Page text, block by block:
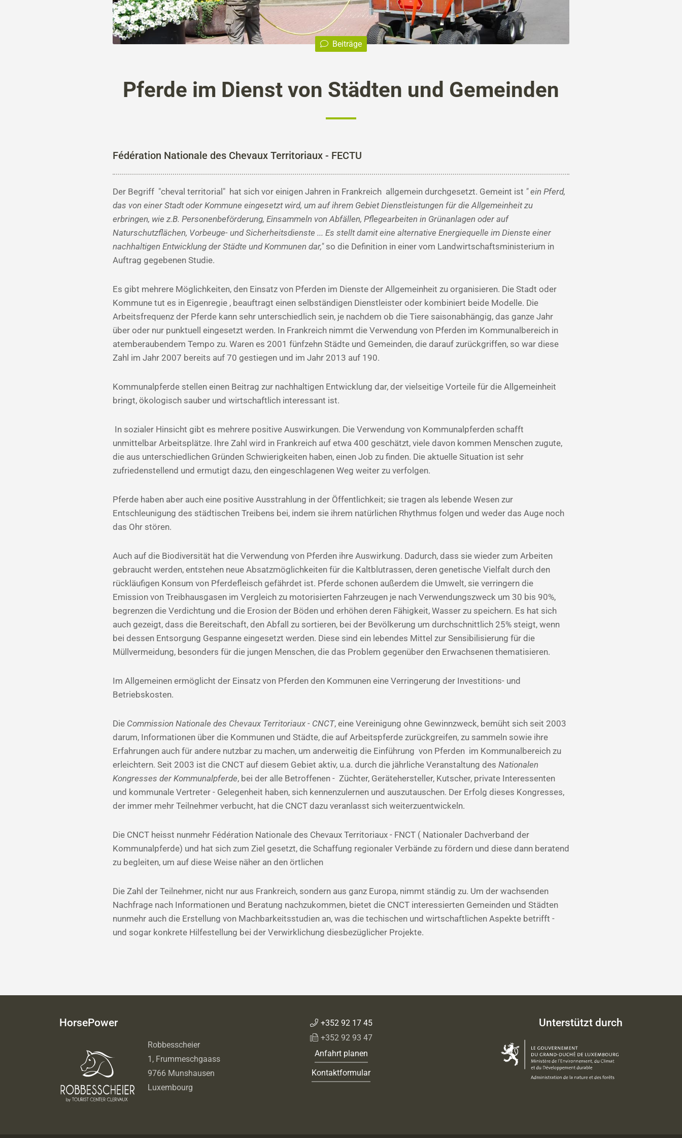
Beiträge
Pferde im Dienst von Städten und Gemeinden
Fédération Nationale des Chevaux Territoriaux - FECTU
Der Begriff "cheval territorial" hat sich vor einigen Jahren in Frankreich allgemein durchgesetzt. Gemeint ist " ein Pferd,
das von einer Stadt oder Kommune eingesetzt wird, um auf ihrem Gebiet Dienstleistungen für die Allgemeinheit zu
erbringen, wie z.B. Personenbeförderung, Einsammeln von Abfällen, Pflegearbeiten in Grünanlagen oder auf
Naturschutzflächen, Vorbeuge- und Sicherheitsdienste ... Es stellt damit eine alternative Energiequelle im Dienste einer
nachhaltigen Entwicklung der Städte und Kommunen dar," so die Definition in einer vom Landwirtschaftsministerium in
Auftrag gegebenen Studie.
Es gibt mehrere Möglichkeiten, den Einsatz von Pferden im Dienste der Allgemeinheit zu organisieren. Die Stadt oder
Kommune tut es in Eigenregie , beauftragt einen selbständigen Dienstleister oder kombiniert beide Modelle. Die
Arbeitsfrequenz der Pferde kann sehr unterschiedlich sein, je nachdem ob die Tiere saisonabhängig, das ganze Jahr
über oder nur punktuell eingesetzt werden. In Frankreich nimmt die Verwendung von Pferden im Kommunalbereich in
atemberaubendem Tempo zu. Waren es 2001 fünfzehn Städte und Gemeinden, die darauf zurückgriffen, so war diese
Zahl im Jahr 2007 bereits auf 70 gestiegen und im Jahr 2013 auf 190.
Kommunalpferde stellen einen Beitrag zur nachhaltigen Entwicklung dar, der vielseitige Vorteile für die Allgemeinheit
bringt, ökologisch sauber und wirtschaftlich interessant ist.
In sozialer Hinsicht gibt es mehrere positive Auswirkungen. Die Verwendung von Kommunalpferden schafft
unmittelbar Arbeitsplätze. Ihre Zahl wird in Frankreich auf etwa 400 geschätzt, viele davon kommen Menschen zugute,
die aus unterschiedlichen Gründen Schwierigkeiten haben, einen Job zu finden. Die aktuelle Situation ist sehr
zufriedenstellend und ermutigt dazu, den eingeschlagenen Weg weiter zu verfolgen.
Pferde haben aber auch eine positive Ausstrahlung in der Öffentlichkeit; sie tragen als lebende Wesen zur
Entschleunigung des städtischen Treibens bei, indem sie ihrem natürlichen Rhythmus folgen und weder das Auge noch
das Ohr stören.
Auch auf die Biodiversität hat die Verwendung von Pferden ihre Auswirkung. Dadurch, dass sie wieder zum Arbeiten
gebraucht werden, entstehen neue Absatzmöglichkeiten für die Kaltblutrassen, deren genetische Vielfalt durch den
rückläufigen Konsum von Pferdefleisch gefährdet ist. Pferde schonen außerdem die Umwelt, sie verringern die
Emission von Treibhausgasen im Vergleich zu motorisierten Fahrzeugen je nach Verwendungszweck um 30 bis 90%,
begrenzen die Verdichtung und die Erosion der Böden und erhöhen deren Fähigkeit, Wasser zu speichern. Es hat sich
auch gezeigt, dass die Bereitschaft, den Abfall zu sortieren, bei der Bevölkerung um durchschnittlich 25% steigt, wenn
bei dessen Entsorgung Gespanne eingesetzt werden. Diese sind ein lebendes Mittel zur Sensibilisierung für die
Müllvermeidung, besonders für die jungen Menschen, die das Problem gegenüber den Erwachsenen thematisieren.
Im Allgemeinen ermöglicht der Einsatz von Pferden den Kommunen eine Verringerung der Investitions- und
Betriebskosten.
Die Commission Nationale des Chevaux Territoriaux - CNCT, eine Vereinigung ohne Gewinnzweck, bemüht sich seit 2003
darum, Informationen über die Kommunen und Städte, die auf Arbeitspferde zurückgreifen, zu sammeln sowie ihre
Erfahrungen auch für andere nutzbar zu machen, um anderweitig die Einführung von Pferden im Kommunalbereich zu
erleichtern. Seit 2003 ist die CNCT auf diesem Gebiet aktiv, u.a. durch die jährliche Veranstaltung des Nationalen
Kongresses der Kommunalpferde, bei der alle Betroffenen - Züchter, Gerätehersteller, Kutscher, private Interessenten
und kommunale Vertreter - Gelegenheit haben, sich kennenzulernen und auszutauschen. Der Erfolg dieses Kongresses,
der immer mehr Teilnehmer verbucht, hat die CNCT dazu veranlasst sich weiterzuentwickeln.
Die CNCT heisst nunmehr Fédération Nationale des Chevaux Territoriaux - FNCT ( Nationaler Dachverband der
Kommunalpferde) und hat sich zum Ziel gesetzt, die Schaffung regionaler Verbände zu fördern und diese dann beratend
zu begleiten, um auf diese Weise näher an den örtlichen
Die Zahl der Teilnehmer, nicht nur aus Frankreich, sondern aus ganz Europa, nimmt ständig zu. Um der wachsenden
Nachfrage nach Informationen und Beratung nachzukommen, bietet die CNCT interessierten Gemeinden und Städten
nunmehr auch die Erstellung von Machbarkeitsstudien an, was die techischen und wirtschaftlichen Aspekte betrifft -
und sogar konkrete Hilfestellung bei der Verwirklichung diesbezüglicher Projekte.
HorsePower
Robbesscheier
1, Frummeschgaass
9766 Munshausen
Luxembourg
+352 92 17 45
+352 92 93 47
Anfahrt planen
Kontaktformular
Unterstützt durch